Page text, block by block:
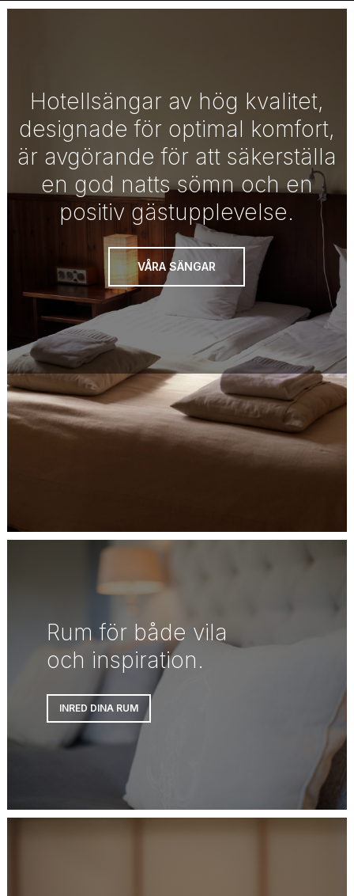
Hotellsängar av hög kvalitet,
designade för optimal komfort,
är avgörande för att säkerställa
en god natts sömn och en
positiv gästupplevelse.
VÅRA SÄNGAR
Rum för både vila
och inspiration.
INRED DINA RUM